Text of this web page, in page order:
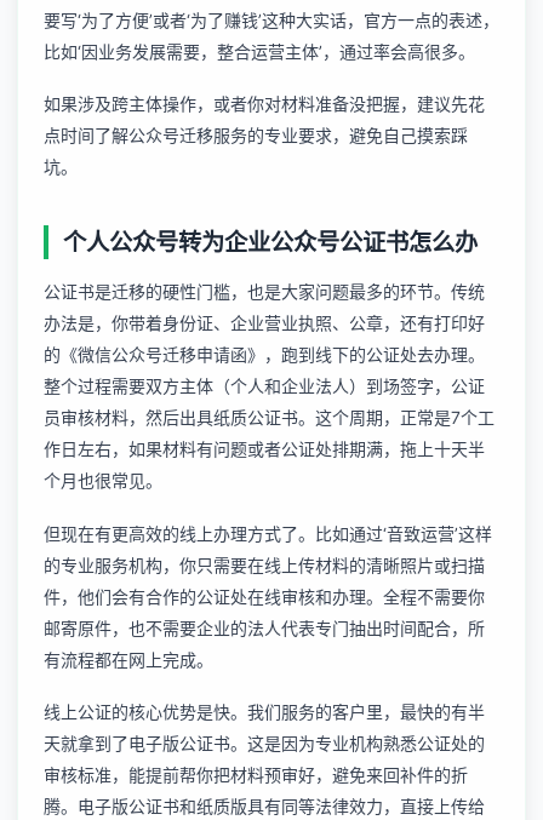
要写‘为了方便’或者‘为了赚钱’这种大实话，官方一点的表述，
比如‘因业务发展需要，整合运营主体’，通过率会高很多。
如果涉及跨主体操作，或者你对材料准备没把握，建议先花
点时间了解公众号迁移服务的专业要求，避免自己摸索踩
坑。
个人公众号转为企业公众号公证书怎么办
公证书是迁移的硬性门槛，也是大家问题最多的环节。传统
办法是，你带着身份证、企业营业执照、公章，还有打印好
的《微信公众号迁移申请函》，跑到线下的公证处去办理。
整个过程需要双方主体（个人和企业法人）到场签字，公证
员审核材料，然后出具纸质公证书。这个周期，正常是7个工
作日左右，如果材料有问题或者公证处排期满，拖上十天半
个月也很常见。
但现在有更高效的线上办理方式了。比如通过‘音致运营’这样
的专业服务机构，你只需要在线上传材料的清晰照片或扫描
件，他们会有合作的公证处在线审核和办理。全程不需要你
邮寄原件，也不需要企业的法人代表专门抽出时间配合，所
有流程都在网上完成。
线上公证的核心优势是快。我们服务的客户里，最快的有半
天就拿到了电子版公证书。这是因为专业机构熟悉公证处的
审核标准，能提前帮你把材料预审好，避免来回补件的折
腾。电子版公证书和纸质版具有同等法律效力，直接上传给